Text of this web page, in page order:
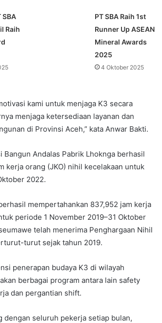
SBA
Raih
PT SBA Raih 1st
Runner Up ASEAN
Mineral Awards
2025
4 Oktober 2025
kami untuk menjaga K3 secara
menjaga ketersediaan layanan dan
di Provinsi Aceh,” kata Anwar Bakti.
Bangun Andalas Pabrik Lhoknga berhasil
kerja orang (JKO) nihil kecelakaan untuk
2022.
mempertahankan 837,952 jam kerja
periode 1 November 2019–31 Oktober
telah menerima Penghargaan Nihil
turut sejak tahun 2019.
penerapan budaya K3 di wilayah
berbagai program antara lain safety
dan pergantian shift.
dengan seluruh pekerja setiap bulan,